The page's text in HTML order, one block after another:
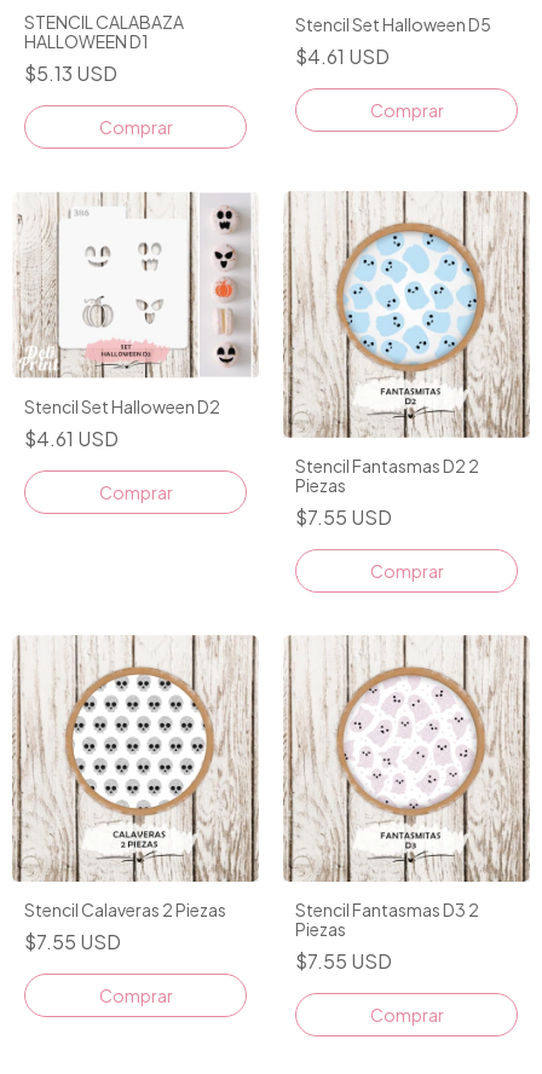
STENCIL CALABAZA
HALLOWEEN D1
$5.13 USD
Comprar
Stencil Set Halloween D5
$4.61 USD
Stencil Set Halloween D2
$4.61 USD
Stencil Fantasmas D2 2
Piezas
$7.55 USD
Stencil Calaveras 2 Piezas
$7.55 USD
Stencil Fantasmas D3 2
Piezas
$7.55 USD